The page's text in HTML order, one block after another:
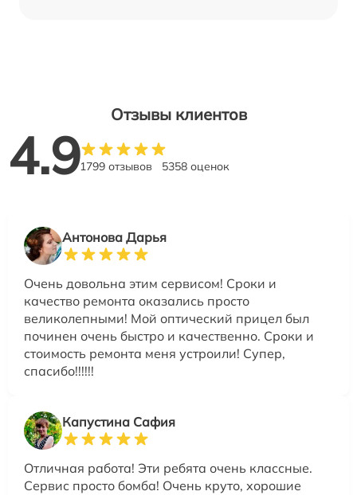
Отзывы клиентов
4.91799 отзывов 5358 оценок
Антонова Дарья
Очень довольна этим сервисом! Сроки и
качество ремонта оказались просто
великолепными! Мой оптический прицел был
починен очень быстро и качественно. Сроки и
стоимость ремонта меня устроили! Супер,
спасибо!!!!!!
Капустина Сафия
Отличная работа! Эти ребята очень классные.
Сервис просто бомба! Очень круто, хорошие